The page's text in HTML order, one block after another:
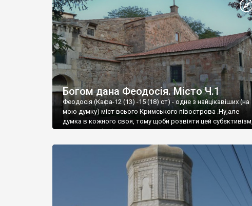
Богом дана Феодосія. Місто Ч.1
Феодосія (Кафа-12 (13) -15 (18) ст) - одне з найцікавіших (на
мою думку) міст всього Кримського півострова .Ну,але
думка в кожного своя, тому щоби розвіяти цей субєктивізм,
запрошую відвідати це